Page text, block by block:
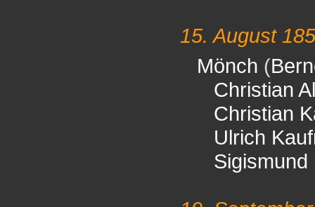
15. August
Mönch (
Christian
Christian
Ulrich
Sigismund